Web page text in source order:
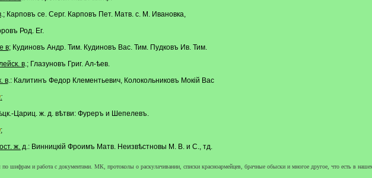
.; Карповъ се. Серг. Карповъ Пет. Матв. с. М. Ивановка,
Род. Ег.
в; Кудиновъ Андр. Тим. Кудиновъ Вас. Тим. Пудковъ Ив. Тим.
в.; Глазуновъ Григ. Ал-ѣев.
в.: Калитинъ Федор Клементьевич, Колокольниковъ Мокій Вас
:
Цариц. ж. д. вѣтви: Фуреръ и Шепелевъ.
;
ж. д.: Винницкій Фроимъ Матв. Неизвѣстновы М. В. и С., тд.
шифрам и работа с документами. МК, протоколы о раскулачивании, списки красноармейцев, брачные обыски и многое другое, что есть в